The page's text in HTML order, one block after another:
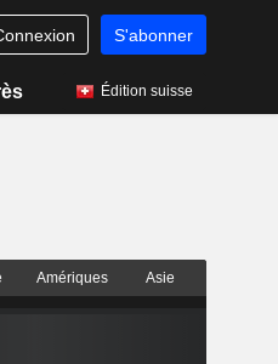
S'abonner
Édition suisse
Amériques Asie